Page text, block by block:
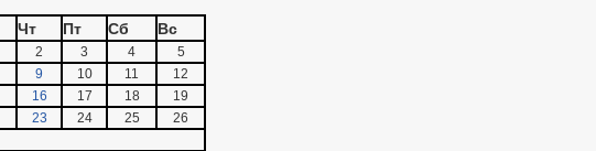
Чт Пт Сб Вс
2 3 4
5
9 10 11
12
16 17 18
19
23 24 25
26